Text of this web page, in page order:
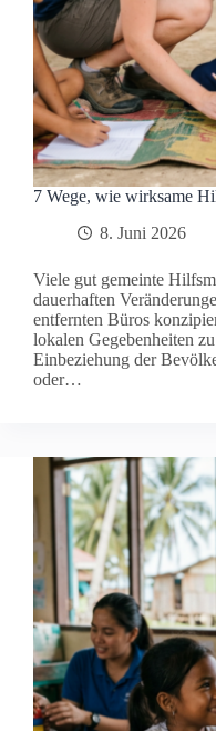
7 Wege, wie wirksame
8. Juni 2026
Viele gut gemeinte
dauerhaften
entfernten Büros
lokalen Gegebenheiten
Einbeziehung der
oder…